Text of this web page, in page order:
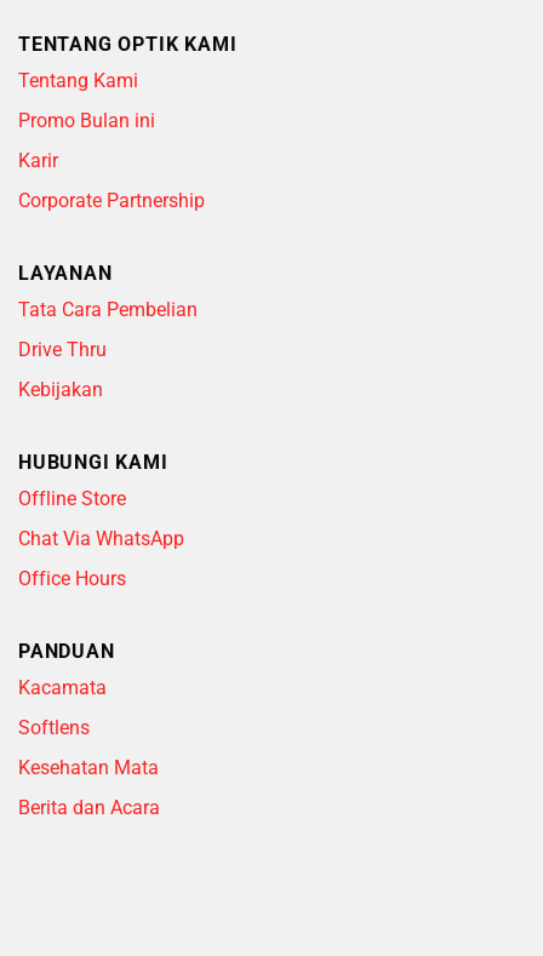
TENTANG OPTIK KAMI
Tentang Kami
Promo Bulan ini
Karir
Corporate Partnership
LAYANAN
Tata Cara Pembelian
Drive Thru
Kebijakan
HUBUNGI KAMI
Offline Store
Chat Via WhatsApp
Office Hours
PANDUAN
Kacamata
Softlens
Kesehatan Mata
Berita dan Acara